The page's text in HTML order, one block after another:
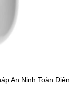
An Ninh Toàn Diện